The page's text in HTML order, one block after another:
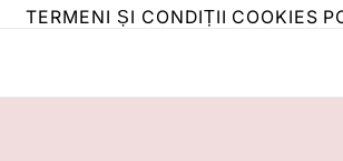
TERMENI ȘI CONDIȚII COOKIES